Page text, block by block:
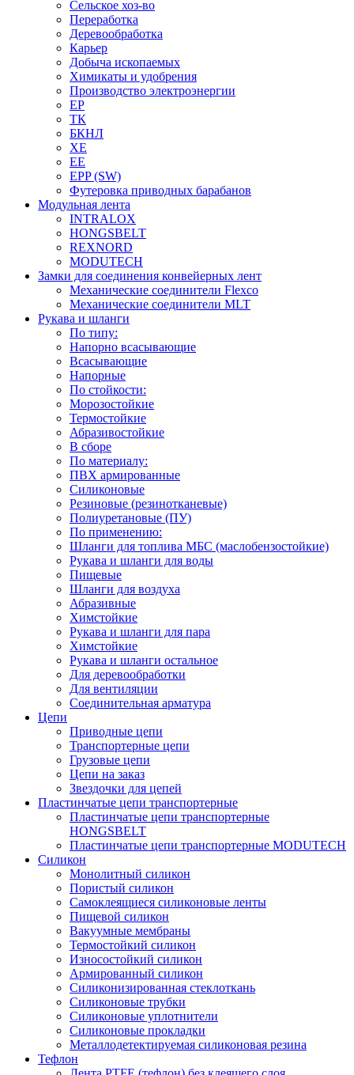
Сельское хоз-во
Переработка
Деревообработка
Карьер
Добыча ископаемых
Химикаты и удобрения
Производство электроэнергии
EP
ТК
БКНЛ
XE
EE
EPP (SW)
Футеровка приводных барабанов
Модульная лента
INTRALOX
HONGSBELT
REXNORD
MODUTECH
Замки для соединения конвейерных лент
Механические соединители Flexco
Механические соединители MLT
Рукава и шланги
По типу:
Напорно всасывающие
Всасывающие
Напорные
По стойкости:
Морозостойкие
Термостойкие
Абразивостойкие
В сборе
По материалу:
ПВХ армированные
Силиконовые
Резиновые (резинотканевые)
Полиуретановые (ПУ)
По применению:
Шланги для топлива МБС (маслобензостойкие)
Рукава и шланги для воды
Пищевые
Шланги для воздуха
Абразивные
Химстойкие
Рукава и шланги для пара
Химстойкие
Рукава и шланги остальное
Для деревообработки
Для вентиляции
Соединительная арматура
Цепи
Приводные цепи
Транспортерные цепи
Грузовые цепи
Цепи на заказ
Звездочки для цепей
Пластинчатые цепи транспортерные
Пластинчатые цепи транспортерные
HONGSBELT
Пластинчатые цепи транспортерные MODUTECH
Силикон
Монолитный силикон
Пористый силикон
Самоклеящиеся силиконовые ленты
Пищевой силикон
Вакуумные мембраны
Термостойкий силикон
Износостойкий силикон
Армированный силикон
Силиконизированная стеклоткань
Силиконовые трубки
Силиконовые уплотнители
Силиконовые прокладки
Металлодетектируемая силиконовая резина
Тефлон